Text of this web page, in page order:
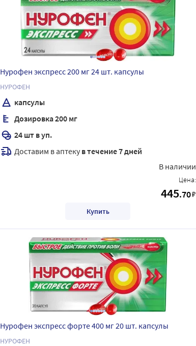
Нурофен экспресс 200 мг 24 шт. капсулы
НУРОФЕН
капсулы
Дозировка 200 мг
24 шт в уп.
Доставим в аптеку в течение 7 дней
В наличии
Цена:
445.70₽
Купить
Нурофен экспресс форте 400 мг 20 шт. капсулы
НУРОФЕН